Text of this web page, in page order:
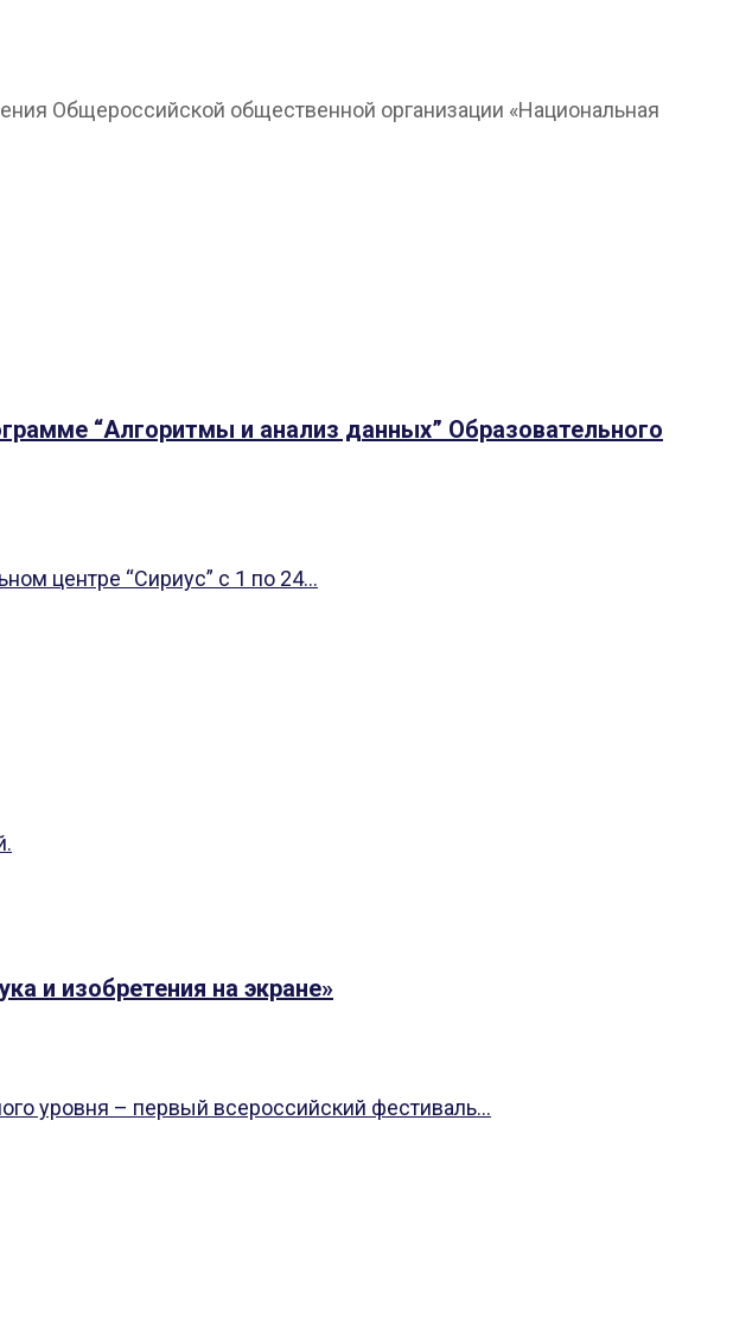
Общероссийской общественной организации «Национальная
“Алгоритмы и анализ данных” Образовательного
центре “Сириус” с 1 по 24...
и изобретения на экране»
уровня – первый всероссийский фестиваль...